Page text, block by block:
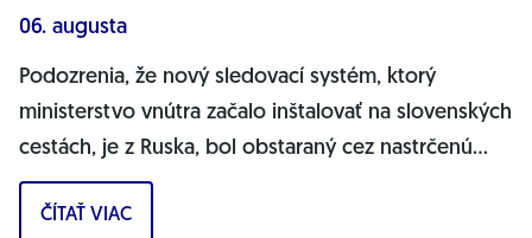
06. augusta
Podozrenia, že nový sledovací systém, ktorý
ministerstvo vnútra začalo inštalovať na slovenských
cestách, je z Ruska, bol obstaraný cez nastrčenú
firmu a môže ohrozovať bezpečnosť...
ČÍTAŤ VIAC